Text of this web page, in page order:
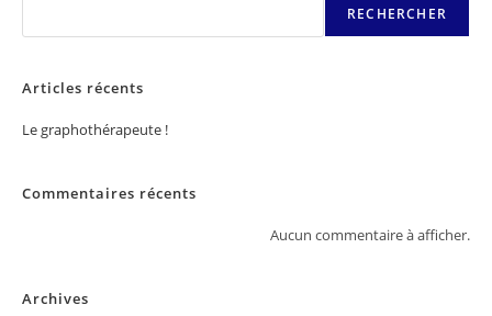
RECHERCHER
Articles récents
Le graphothérapeute !
Commentaires récents
Aucun commentaire à afficher.
Archives